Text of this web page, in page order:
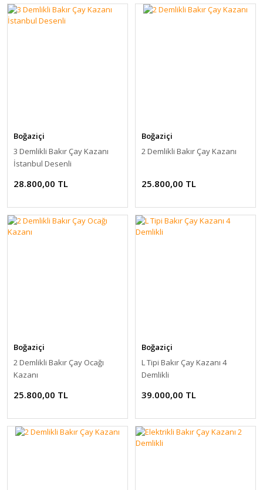
Boğaziçi
3 Demlikli Bakır Çay Kazanı
İstanbul Desenli
28.800,00 TL
Boğaziçi
2 Demlikli Bakır Çay Kazanı
25.800,00 TL
Boğaziçi
2 Demlikli Bakır Çay Ocağı
Kazanı
25.800,00 TL
Boğaziçi
L Tipi Bakır Çay Kazanı 4
Demlikli
39.000,00 TL